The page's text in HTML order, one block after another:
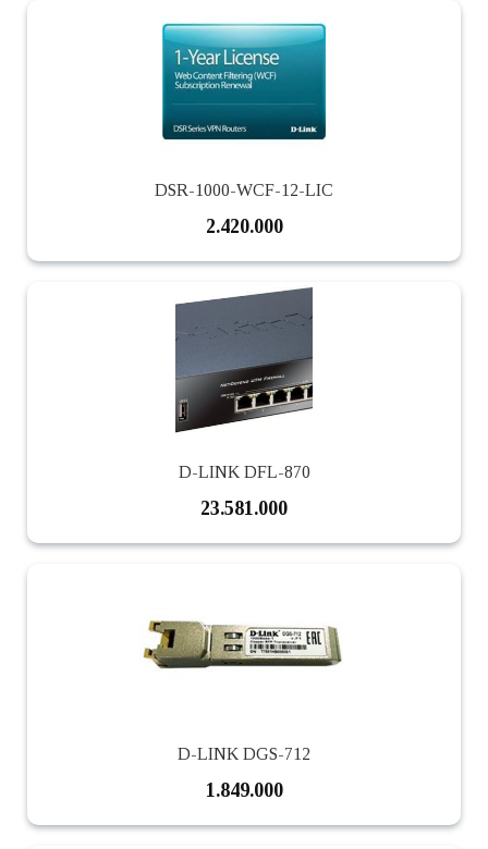
DSR-1000-WCF-12-LIC
2.420.000
D-LINK DFL-870
23.581.000
D-LINK DGS-712
1.849.000